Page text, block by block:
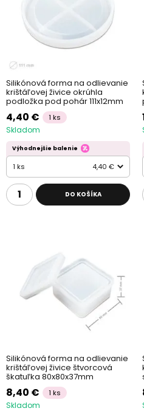
Silikónová forma na odlievanie
krištáľovej živice okrúhla
podložka pod pohár 111x12mm
4,40 € 1 ks
Skladom
Výhodnejšie balenie
1 ks 4,40 €
DO KOŠÍKA
Silikónová forma na odlievanie
krištáľovej živice štvorcová
škatuľka 80x80x37mm
8,40 € 1 ks
Skladom